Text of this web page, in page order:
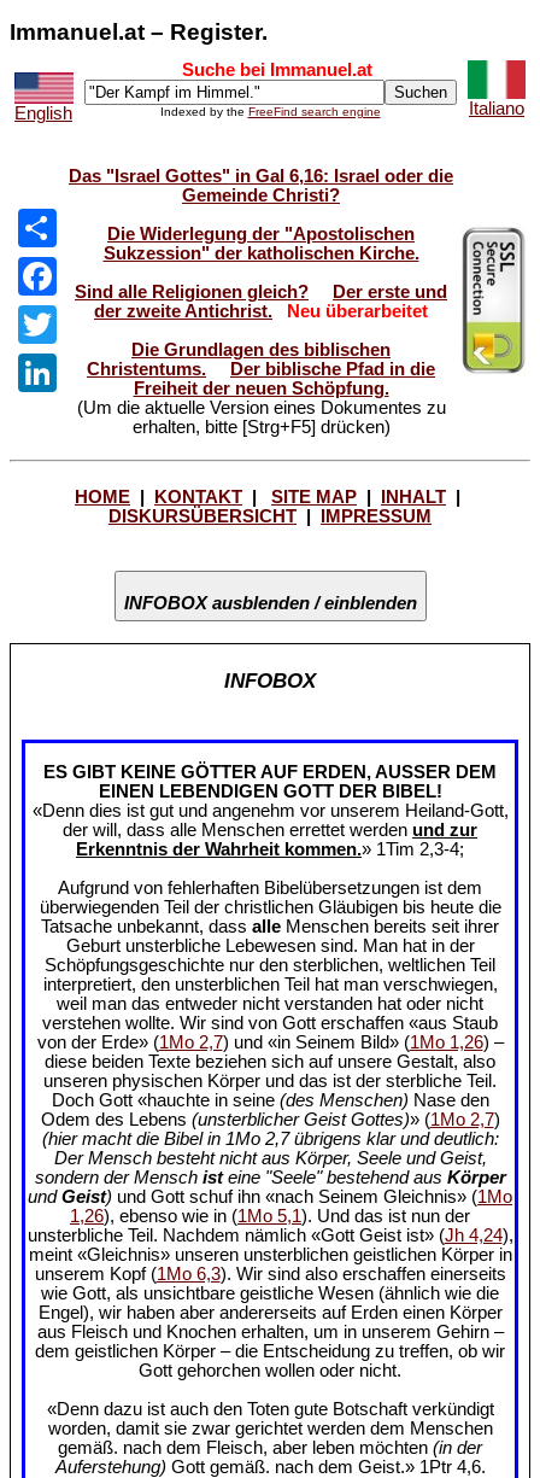
Immanuel.at – Register.
English
Suche bei Immanuel.at
Indexed by the FreeFind search engine Italiano
Share
Facebook
Twitter
LinkedIn
Das "Israel Gottes" in Gal 6,16: Israel oder die
Gemeinde Christi?
Die Widerlegung der "Apostolischen
Sukzession" der katholischen Kirche.
Sind alle Religionen gleich?
Der erste und
der zweite Antichrist.
Neu überarbeitet
Die Grundlagen des biblischen
Christentums.
Der biblische Pfad in die
Freiheit der neuen Schöpfung.
(Um die aktuelle Version eines Dokumentes zu
erhalten, bitte [Strg+F5] drücken)
HOME KONTAKT SITE MAP INHALT
DISKURSÜBERSICHT
IMPRESSUM
INFOBOX ausblenden / einblenden
INFOBOX
ES GIBT KEINE GÖTTER AUF ERDEN, AUSSER DEM
EINEN LEBENDIGEN GOTT DER BIBEL!
«Denn dies ist gut und angenehm vor unserem Heiland-Gott,
der will, dass alle Menschen errettet werden und zur
Erkenntnis der Wahrheit kommen.» 1Tim 2,3-4;
Aufgrund von fehlerhaften Bibelübersetzungen ist dem
überwiegenden Teil der christlichen Gläubigen bis heute die
Tatsache unbekannt, dass alle Menschen bereits seit ihrer
Geburt unsterbliche Lebewesen sind. Man hat in der
Schöpfungsgeschichte nur den sterblichen, weltlichen Teil
interpretiert, den unsterblichen Teil hat man verschwiegen,
weil man das entweder nicht verstanden hat oder nicht
verstehen wollte. Wir sind von Gott erschaffen «aus Staub
von der Erde» (1Mo 2,7) und «in Seinem Bild» (1Mo 1,26) –
diese beiden Texte beziehen sich auf unsere Gestalt, also
unseren physischen Körper und das ist der sterbliche Teil.
Doch Gott «hauchte in seine (des Menschen) Nase den
Odem des Lebens (unsterblicher Geist Gottes)» (1Mo 2,7)
(hier macht die Bibel in 1Mo 2,7 übrigens klar und deutlich:
Der Mensch besteht nicht aus Körper, Seele und Geist,
sondern der Mensch isteine "Seele" bestehend aus Körper
undGeist) und Gott schuf ihn «nach Seinem Gleichnis» (1Mo
1,26), ebenso wie in (1Mo 5,1). Und das ist nun der
unsterbliche Teil. Nachdem nämlich «Gott Geist ist» (Jh 4,24),
meint «Gleichnis» unseren unsterblichen geistlichen Körper in
unserem Kopf (1Mo 6,3). Wir sind also erschaffen einerseits
wie Gott, als unsichtbare geistliche Wesen (ähnlich wie die
Engel), wir haben aber andererseits auf Erden einen Körper
aus Fleisch und Knochen erhalten, um in unserem Gehirn –
dem geistlichen Körper – die Entscheidung zu treffen, ob wir
Gott gehorchen wollen oder nicht.
«Denn dazu ist auch den Toten gute Botschaft verkündigt
worden, damit sie zwar gerichtet werden dem Menschen
gemäß. nach dem Fleisch, aber leben möchten (in der
Auferstehung) Gott gemäß. nach dem Geist.» 1Ptr 4,6.